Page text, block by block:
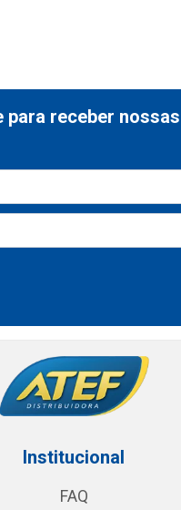
para receber nossas
Institucional
FAQ